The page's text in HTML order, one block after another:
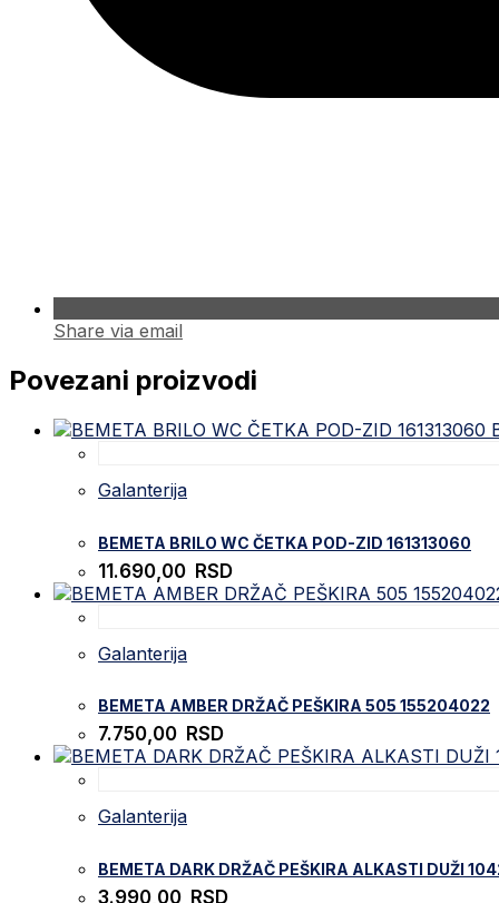
Share via email
Povezani proizvodi
Galanterija
BEMETA BRILO WC ČETKA POD-ZID 161313060
11.690,00 RSD
Galanterija
BEMETA AMBER DRŽAČ PEŠKIRA 505 155204022
7.750,00 RSD
Galanterija
BEMETA DARK DRŽAČ PEŠKIRA ALKASTI DUŽI
3.990,00 RSD